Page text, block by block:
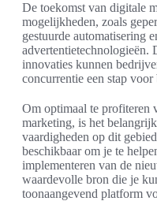
De toekomst van digitale
mogelijkheden, zoals
gestuurde automatisering
advertentietechnologieën.
innovaties kunnen
concurrentie een stap
Om optimaal te profiteren
marketing, is het
vaardigheden op dit
beschikbaar om je te
implementeren van de
waardevolle bron die je
toonaangevend platform